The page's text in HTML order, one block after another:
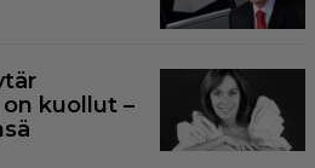
kuollut –